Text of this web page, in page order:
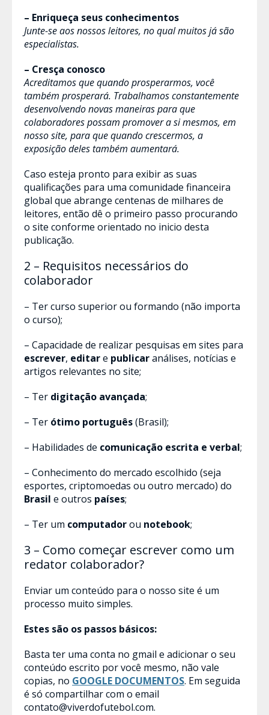
– Enriqueça seus conhecimentos
Junte-se aos nossos leitores, no qual muitos já são
especialistas.
– Cresça conosco
Acreditamos que quando prosperarmos, você
também prosperará. Trabalhamos constantemente
desenvolvendo novas maneiras para que
colaboradores possam promover a si mesmos, em
nosso site, para que quando crescermos, a
exposição deles também aumentará.
Caso esteja pronto para exibir as suas
qualificações para uma comunidade financeira
global que abrange centenas de milhares de
leitores, então dê o primeiro passo procurando
o site conforme orientado no inicio desta
publicação.
2 – Requisitos necessários do
colaborador
– Ter curso superior ou formando (não importa
o curso);
– Capacidade de realizar pesquisas em sites para
escrever, editare publicaranálises, notícias e
artigos relevantes no site;
– Ter digitação avançada;
– Ter ótimo português(Brasil);
– Habilidades de comunicação escrita e verbal;
– Conhecimento do mercado escolhido (seja
esportes, criptomoedas ou outro mercado) do
Brasil e outros países;
– Ter um computadorou notebook;
3 – Como começar escrever como um
redator colaborador?
Enviar um conteúdo para o nosso site é um
processo muito simples.
Estes são os passos básicos:
Basta ter uma conta no gmail e adicionar o seu
conteúdo escrito por você mesmo, não vale
copias, no GOOGLE DOCUMENTOS. Em seguida
é só compartilhar com o email
contato@viverdofutebol.com.